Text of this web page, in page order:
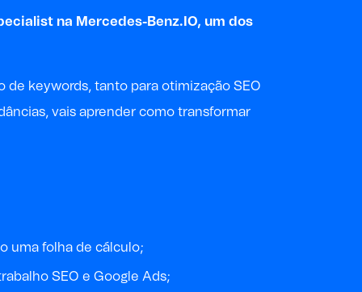
na Mercedes-Benz.IO, um dos
keywords, tanto para otimização SEO
vais aprender como transformar
uma folha de cálculo;
SEO e Google Ads;